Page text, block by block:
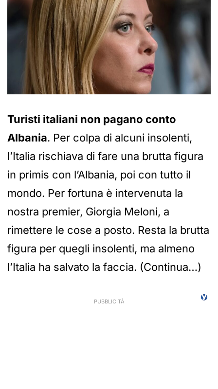
Turisti italiani non pagano conto
Albania. Per colpa di alcuni insolenti,
l’Italia rischiava di fare una brutta figura
in primis con l’Albania, poi con tutto il
mondo. Per fortuna è intervenuta la
nostra premier, Giorgia Meloni, a
rimettere le cose a posto. Resta la brutta
figura per quegli insolenti, ma almeno
l’Italia ha salvato la faccia. (Continua…)